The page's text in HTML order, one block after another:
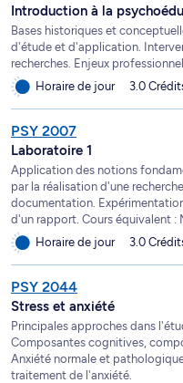
Introduction à la
Bases historiques et
d'étude et d'application.
recherches. Enjeux
Horaire de jour
3.0
PSY 2007
Laboratoire 1
Application des notions
par la réalisation d'une
documentation.
d'un rapport. Cours équivalent :
Horaire de jour
3.0
PSY 2044
Stress et anxiété
Principales approches dans
Composantes cognitives,
Anxiété normale et
traitement de l'anxiété.